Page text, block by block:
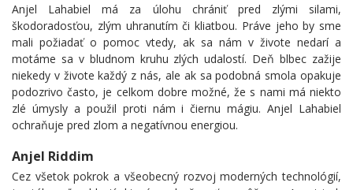
Anjel Lahabiel má za úlohu chrániť pred zlými silami,
škodoradosťou, zlým uhranutím či kliatbou. Práve jeho by sme
mali požiadať o pomoc vtedy, ak sa nám v živote nedarí a
motáme sa v bludnom kruhu zlých udalostí. Deň blbec zažije
niekedy v živote každý z nás, ale ak sa podobná smola opakuje
podozrivo často, je celkom dobre možné, že s nami má niekto
zlé úmysly a použil proti nám i čiernu mágiu. Anjel Lahabiel
ochraňuje pred zlom a negatívnou energiou.
Anjel Riddim
Cez všetok pokrok a všeobecný rozvoj moderných technológií,